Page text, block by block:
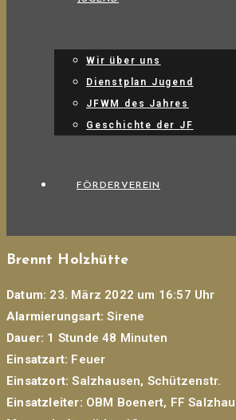
Wir über uns
Dienstplan Jugend
JFWM des Jahres
Geschichte der JF
FÖRDERVEREIN
Brennt Holzhütte
Datum: 23. März 2022 um 16:57 Uhr
Alarmierungsart: Sirene
Dauer: 1 Stunde 48 Minuten
Einsatzart: Feuer
Einsatzort: Salzhausen, Schützenstr.
Einsatzleiter: OBM Boenert, FF